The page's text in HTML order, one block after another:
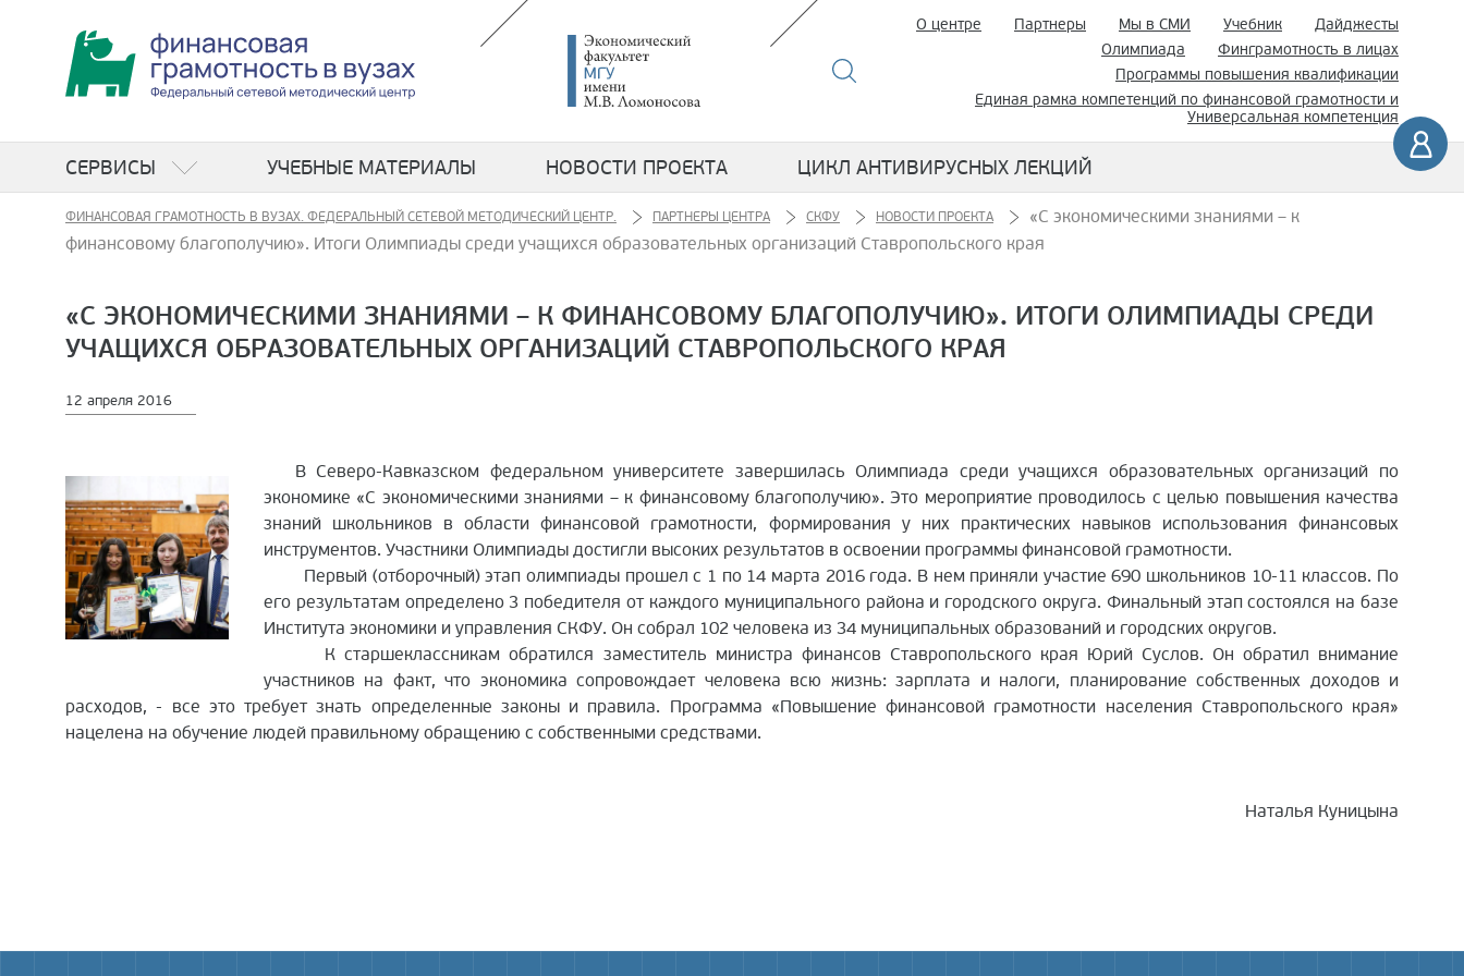
О центре Партнеры Мы в СМИ Учебник
Дайджесты
Олимпиада
Финграмотность в лицах
Программы повышения квалификации
Единая рамка компетенций по финансовой грамотности и
Универсальная компетенция
СЕРВИСЫ УЧЕБНЫЕ МАТЕРИАЛЫ НОВОСТИ ПРОЕКТА ЦИКЛ АНТИВИРУСНЫХ ЛЕКЦИЙ
ФИНАНСОВАЯ ГРАМОТНОСТЬ В ВУЗАХ. ФЕДЕРАЛЬНЫЙ СЕТЕВОЙ МЕТОДИЧЕСКИЙ ЦЕНТР. ПАРТНЕРЫ ЦЕНТРА СКФУ НОВОСТИ ПРОЕКТА
«С экономическими знаниями – к
финансовому благополучию». Итоги Олимпиады среди учащихся образовательных организаций Ставропольского края
«С ЭКОНОМИЧЕСКИМИ ЗНАНИЯМИ – К ФИНАНСОВОМУ БЛАГОПОЛУЧИЮ». ИТОГИ ОЛИМПИАДЫ СРЕДИ
УЧАЩИХСЯ ОБРАЗОВАТЕЛЬНЫХ ОРГАНИЗАЦИЙ СТАВРОПОЛЬСКОГО КРАЯ
12 апреля 2016
В Северо-Кавказском федеральном университете завершилась Олимпиада среди учащихся образовательных организаций по
экономике «С экономическими знаниями – к финансовому благополучию». Это мероприятие проводилось с целью повышения качества
знаний школьников в области финансовой грамотности, формирования у них практических навыков использования финансовых
инструментов. Участники Олимпиады достигли высоких результатов в освоении программы финансовой грамотности.
Первый (отборочный) этап олимпиады прошел с 1 по 14 марта 2016 года. В нем приняли участие 690 школьников 10-11 классов. По
его результатам определено 3 победителя от каждого муниципального района и городского округа. Финальный этап состоялся на базе
Института экономики и управления СКФУ. Он собрал 102 человека из 34 муниципальных образований и городских округов.
К старшеклассникам обратился заместитель министра финансов Ставропольского края Юрий Суслов. Он обратил внимание
участников на факт, что экономика сопровождает человека всю жизнь: зарплата и налоги, планирование собственных доходов и
расходов, - все это требует знать определенные законы и правила. Программа «Повышение финансовой грамотности населения Ставропольского края»
нацелена на обучение людей правильному обращению с собственными средствами.
Наталья Куницына